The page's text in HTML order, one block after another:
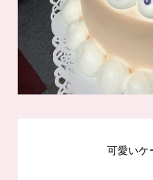
可愛いケ